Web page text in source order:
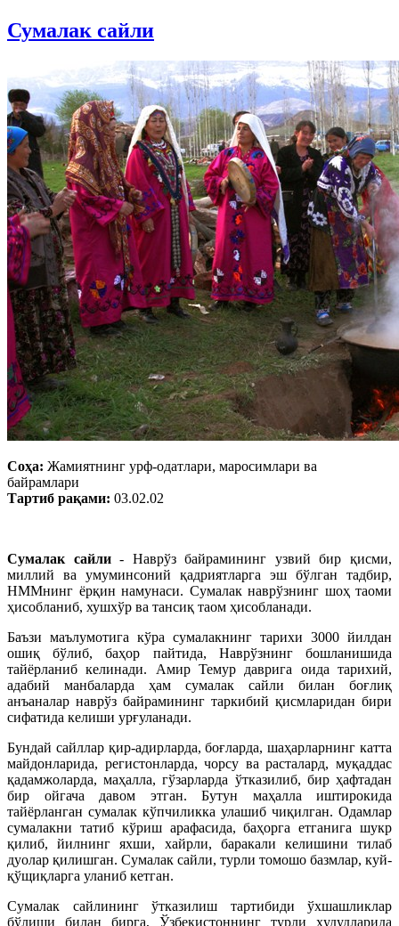
Сумалак сайли
Соҳа: Жамиятнинг урф-одатлари, маросимлари ва
байрамлари
Тартиб рақами: 03.02.02
Сумалак сайли- Наврўз байрамининг узвий бир қисми,
миллий ва умуминсоний қадриятларга эш бўлган тадбир,
НММнинг ёрқин намунаси. Сумалак наврўзнинг шоҳ таоми
ҳисобланиб, хушхўр ва тансиқ таом ҳисобланади.
Баъзи маълумотига кўра сумалакнинг тарихи 3000 йилдан
ошиқ бўлиб, баҳор пайтида, Наврўзнинг бошланишида
тайёрланиб келинади. Амир Темур даврига оида тарихий,
адабий манбаларда ҳам сумалак сайли билан боғлиқ
анъаналар наврўз байрамининг таркибий қисмларидан бири
сифатида келиши урғуланади.
Бундай сайллар қир-адирларда, боғларда, шаҳарларнинг катта
майдонларида, регистонларда, чорсу ва расталард, муқаддас
қадамжоларда, маҳалла, гўзарларда ўтказилиб, бир ҳафтадан
бир ойгача давом этган. Бутун маҳалла иштирокида
тайёрланган сумалак кўпчиликка улашиб чиқилган. Одамлар
сумалакни татиб кўриш арафасида, баҳорга етганига шукр
қилиб, йилнинг яхши, хайрли, баракали келишини тилаб
дуолар қилишган. Сумалак сайли, турли томошо базмлар, куй-
қўщиқларга уланиб кетган.
Сумалак сайлининг ўтказилиш тартибиди ўхшашликлар
бўлиши билан бирга, Ўзбекистоннинг турли ҳудудларида